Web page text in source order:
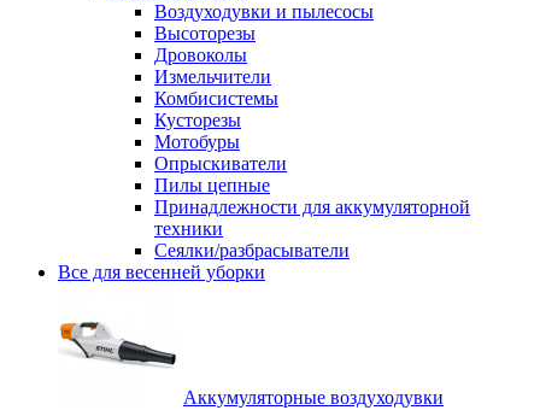
Воздуходувки и пылесосы
Высоторезы
Дровоколы
Измельчители
Комбисистемы
Кусторезы
Мотобуры
Опрыскиватели
Пилы цепные
Принадлежности для аккумуляторной
техники
Сеялки/разбрасыватели
Все для весенней уборки
Аккумуляторные воздуходувки